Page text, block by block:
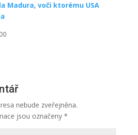
Madura, voči ktorému USA
nebude zveřejněna.
jsou označeny *